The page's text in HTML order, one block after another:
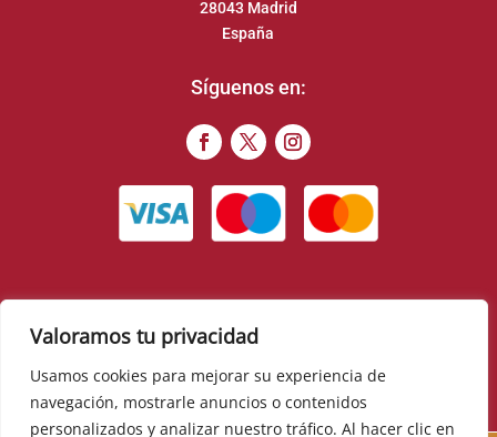
Valoramos tu privacidad
Usamos cookies para mejorar su experiencia de
navegación, mostrarle anuncios o contenidos
personalizados y analizar nuestro tráfico. Al hacer clic en
28043 Madrid
España
Síguenos en:
© 2022 – Food Romance Company – Todos los derechos
reservados